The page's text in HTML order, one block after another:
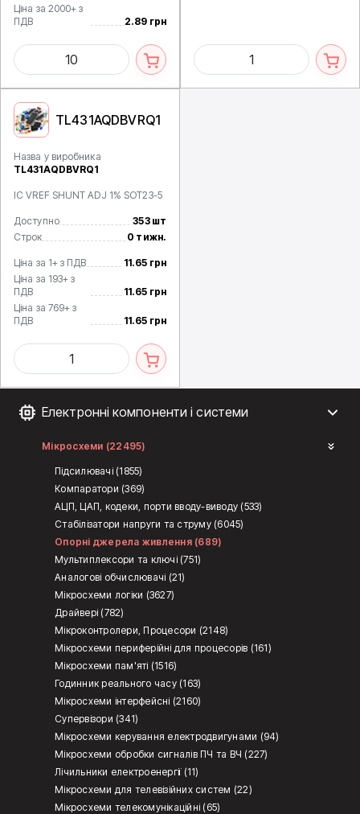
Електронні компоненти і системи
Мікросхеми (22495)
Підсилювачі (1855)
Компаратори (369)
АЦП, ЦАП, кодеки, порти вводу-виводу (533)
Стабілізатори напруги та струму (6045)
Опорні джерела живлення (689)
Мультиплексори та ключі (751)
Аналогові обчислювачі (21)
Мікросхеми логіки (3627)
Драйвері (782)
Мікроконтролери, Процесори (2148)
Мікросхеми периферійні для процесорів (161)
Мікросхеми пам'яті (1516)
Годинник реального часу (163)
Мікросхеми інтерфейсні (2160)
Супервізори (341)
Мікросхеми керування електродвигунами (94)
Мікросхеми обробки сигналів ПЧ та ВЧ (227)
Лічильники електроенергії (11)
Мікросхеми для телевізійних систем (22)
Мікросхеми телекомунікаційні (65)
Ціна за 2000+ з
ПДВ
2.89 грн
TL431AQDBVRQ1
Назва у виробника
TL431AQDBVRQ1
IC VREF SHUNT ADJ 1% SOT23-5
Доступно
353 шт
Строк
0 тижн.
Ціна за 1+ з ПДВ
11.65 грн
Ціна за 193+ з
ПДВ
11.65 грн
Ціна за 769+ з
ПДВ
11.65 грн